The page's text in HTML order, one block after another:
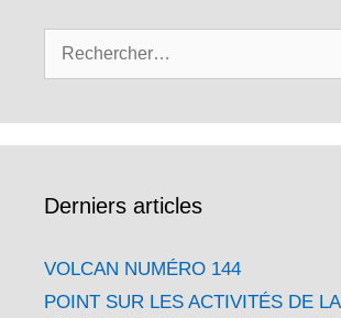
Rechercher :
Derniers articles
VOLCAN NUMÉRO 144
POINT SUR LES ACTIVITÉS DE LA